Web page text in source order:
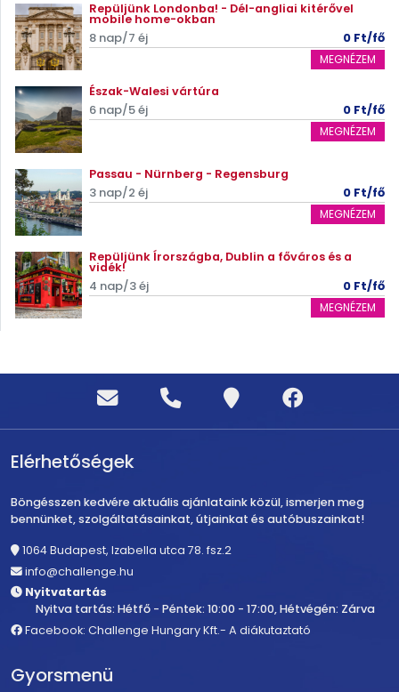
Repüljünk Londonba! - Dél-angliai kitérővel
mobile home-okban
8 nap/7 éj 0 Ft/fő
MEGNÉZEM
Észak-Walesi vártúra
6 nap/5 éj 0 Ft/fő
MEGNÉZEM
Passau - Nürnberg - Regensburg
3 nap/2 éj 0 Ft/fő
MEGNÉZEM
Repüljünk Írországba, Dublin a főváros és a
vidék!
4 nap/3 éj 0 Ft/fő
MEGNÉZEM
Elérhetőségek
Böngésszen kedvére aktuális ajánlataink közül, ismerjen meg
bennünket, szolgáltatásainkat, útjainkat és autóbuszainkat!
1064 Budapest, Izabella utca 78. fsz.2
info@challenge.hu
Nyitvatartás
Nyitva tartás: Hétfő - Péntek: 10:00 - 17:00, Hétvégén: Zárva
Facebook: Challenge Hungary Kft.- A diákutaztató
Gyorsmenü